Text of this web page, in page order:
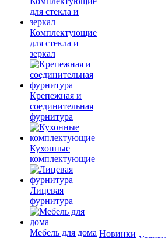
Комплектующие
для стекла и
зеркал
Крепежная и
соединительная
фурнитура
Кухонные
комплектующие
Лицевая
фурнитура
Мебель для дома Новинки